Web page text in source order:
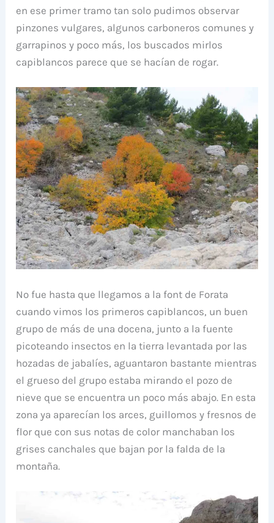
en ese primer tramo tan solo pudimos observar
pinzones vulgares, algunos carboneros comunes y
garrapinos y poco más, los buscados mirlos
capiblancos parece que se hacían de rogar.
No fue hasta que llegamos a la font de Forata
cuando vimos los primeros capiblancos, un buen
grupo de más de una docena, junto a la fuente
picoteando insectos en la tierra levantada por las
hozadas de jabalíes, aguantaron bastante mientras
el grueso del grupo estaba mirando el pozo de
nieve que se encuentra un poco más abajo. En esta
zona ya aparecían los arces, guillomos y fresnos de
flor que con sus notas de color manchaban los
grises canchales que bajan por la falda de la
montaña.